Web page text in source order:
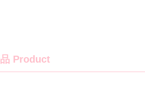
Product